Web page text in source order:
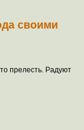
своими
прелесть. Радуют